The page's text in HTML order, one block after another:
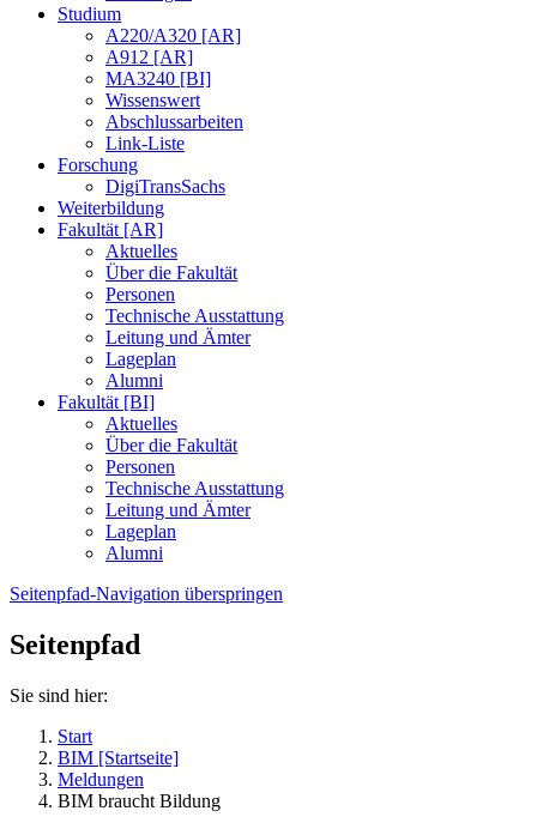
Studium
A220/A320 [AR]
A912 [AR]
MA3240 [BI]
Wissenswert
Abschlussarbeiten
Link-Liste
Forschung
DigiTransSachs
Weiterbildung
Fakultät [AR]
Aktuelles
Über die Fakultät
Personen
Technische Ausstattung
Leitung und Ämter
Lageplan
Alumni
Fakultät [BI]
Aktuelles
Über die Fakultät
Personen
Technische Ausstattung
Leitung und Ämter
Lageplan
Alumni
Seitenpfad-Navigation überspringen
Seitenpfad
Sie sind hier:
Start
BIM [Startseite]
Meldungen
BIM braucht Bildung